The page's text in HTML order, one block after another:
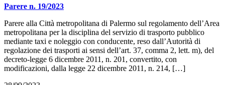
Parere n. 19/2023
Parere alla Città metropolitana di Palermo sul regolamento dell’Area
metropolitana per la disciplina del servizio di trasporto pubblico
mediante taxi e noleggio con conducente, reso dall’Autorità di
regolazione dei trasporti ai sensi dell’art. 37, comma 2, lett. m), del
decreto-legge 6 dicembre 2011, n. 201, convertito, con
modificazioni, dalla legge 22 dicembre 2011, n. 214, […]